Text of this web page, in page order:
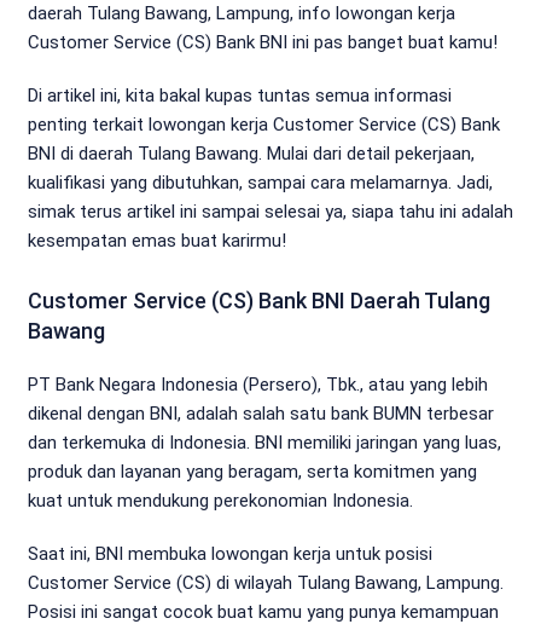
daerah Tulang Bawang, Lampung, info lowongan kerja
Customer Service (CS) Bank BNI ini pas banget buat kamu!
Di artikel ini, kita bakal kupas tuntas semua informasi
penting terkait lowongan kerja Customer Service (CS) Bank
BNI di daerah Tulang Bawang. Mulai dari detail pekerjaan,
kualifikasi yang dibutuhkan, sampai cara melamarnya. Jadi,
simak terus artikel ini sampai selesai ya, siapa tahu ini adalah
kesempatan emas buat karirmu!
Customer Service (CS) Bank BNI Daerah Tulang
Bawang
PT Bank Negara Indonesia (Persero), Tbk., atau yang lebih
dikenal dengan BNI, adalah salah satu bank BUMN terbesar
dan terkemuka di Indonesia. BNI memiliki jaringan yang luas,
produk dan layanan yang beragam, serta komitmen yang
kuat untuk mendukung perekonomian Indonesia.
Saat ini, BNI membuka lowongan kerja untuk posisi
Customer Service (CS) di wilayah Tulang Bawang, Lampung.
Posisi ini sangat cocok buat kamu yang punya kemampuan